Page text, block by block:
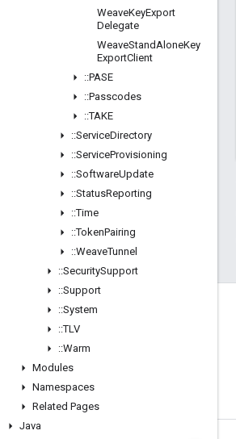
WeaveKeyExport
Delegate
WeaveStandAloneKey
ExportClient
::PASE
::Passcodes
::TAKE
::ServiceDirectory
::ServiceProvisioning
::SoftwareUpdate
::StatusReporting
::Time
::TokenPairing
::WeaveTunnel
::SecuritySupport
::Support
::System
::TLV
::Warm
Modules
Namespaces
Related Pages
Java
GitHub
OpenWeave
OpenThread